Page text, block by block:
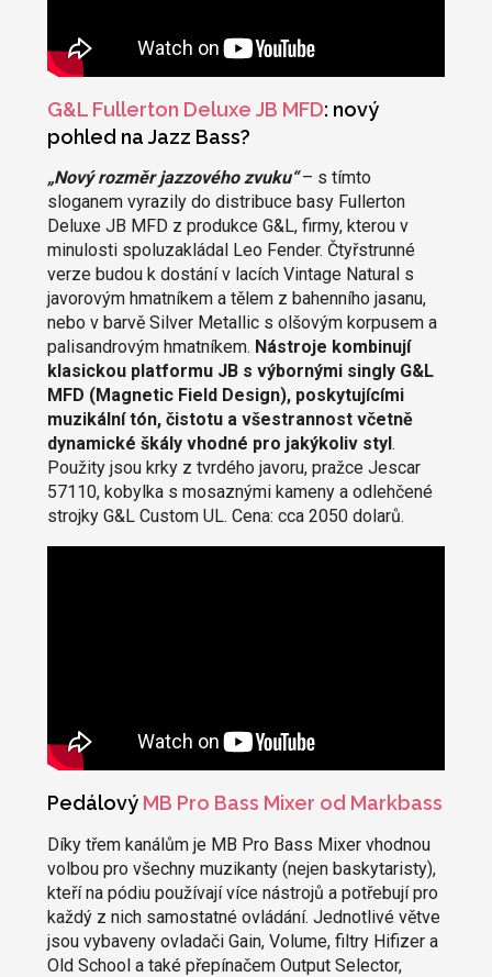
G&L Fullerton Deluxe JB MFD: nový
pohled na Jazz Bass?
„Nový rozměr jazzového zvuku“– s tímto
sloganem vyrazily do distribuce basy Fullerton
Deluxe JB MFD z produkce G&L, firmy, kterou v
minulosti spoluzakládal Leo Fender. Čtyřstrunné
verze budou k dostání v lacích Vintage Natural s
javorovým hmatníkem a tělem z bahenního jasanu,
nebo v barvě Silver Metallic s olšovým korpusem a
palisandrovým hmatníkem. Nástroje kombinují
klasickou platformu JB s výbornými singly G&L
MFD (Magnetic Field Design), poskytujícími
muzikální tón, čistotu a všestrannost včetně
dynamické škály vhodné pro jakýkoliv styl .
Použity jsou krky z tvrdého javoru, pražce Jescar
57110, kobylka s mosaznými kameny a odlehčené
strojky G&L Custom UL. Cena: cca 2050 dolarů.
Pedálový MB Pro Bass Mixer od Markbass
Díky třem kanálům je MB Pro Bass Mixer vhodnou
volbou pro všechny muzikanty (nejen baskytaristy),
kteří na pódiu používají více nástrojů a potřebují pro
každý z nich samostatné ovládání. Jednotlivé větve
jsou vybaveny ovladači Gain, Volume, filtry Hifizer a
Old School a také přepínačem Output Selector,